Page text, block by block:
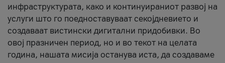
инфраструктурата, како и континуираниот развој на
услуги што го поедноставуваат секојдневието и
создаваат вистински дигитални придобивки. Во
овој празничен период, но и во текот на целата
година, нашата мисија останува иста, да создаваме